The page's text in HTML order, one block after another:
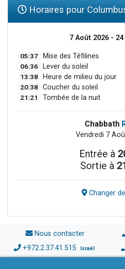
Horaires pour
7 Août 2026 - 24
05:37 Mise des Téfilines
06:36 Lever du soleil
13:38 Heure de milieu du jour
20:38 Coucher du soleil
21:21 Tombée de la nuit
Chabbath
Vendredi 7
Entrée à
Sortie à
Changer
Nous contacter
+972.2.37.41.515 Israël